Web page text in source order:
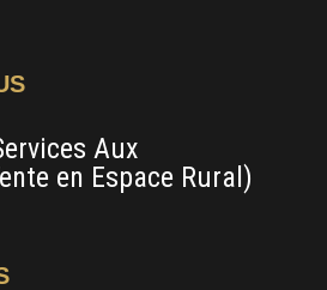
Aux
en Espace Rural)